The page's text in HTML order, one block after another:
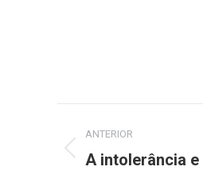
de
ANTERIOR
Post
A intolerância